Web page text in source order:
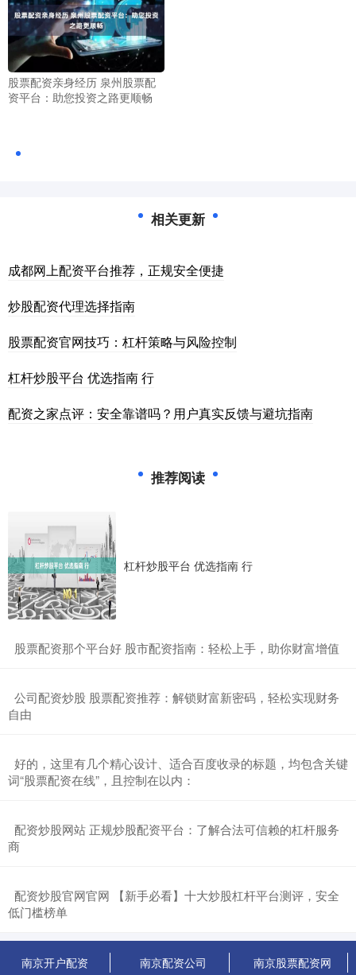
股票配资亲身经历 泉州股票配
资平台：助您投资之路更顺畅
相关更新
成都网上配资平台推荐，正规安全便捷
炒股配资代理选择指南
股票配资官网技巧：杠杆策略与风险控制
杠杆炒股平台 优选指南 行
配资之家点评：安全靠谱吗？用户真实反馈与避坑指南
推荐阅读
杠杆炒股平台 优选指南 行
​股票配资那个平台好 股市配资指南：轻松上手，助你财富增值
​公司配资炒股 股票配资推荐：解锁财富新密码，轻松实现财务
自由
​好的，这里有几个精心设计、适合百度收录的标题，均包含关键
词“股票配资在线”，且控制在以内：
​配资炒股网站 正规炒股配资平台：了解合法可信赖的杠杆服务
商
​配资炒股官网官网 【新手必看】十大炒股杠杆平台测评，安全
低门槛榜单
南京开户配资 南京配资公司 南京股票配资网